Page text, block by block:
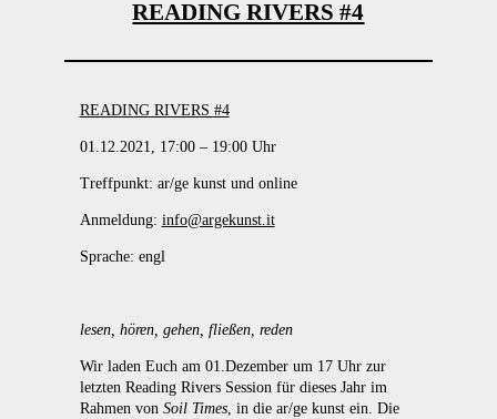
READING RIVERS #4
READING RIVERS #4
01.12.2021, 17:00 – 19:00 Uhr
Treffpunkt: ar/ge kunst und online
Anmeldung: info@argekunst.it
Sprache: engl
lesen, hören, gehen, fließen, reden
Wir laden Euch am 01.Dezember um 17 Uhr zur
letzten Reading Rivers Session für dieses Jahr im
Rahmen von Soil Times, in die ar/ge kunst ein. Die